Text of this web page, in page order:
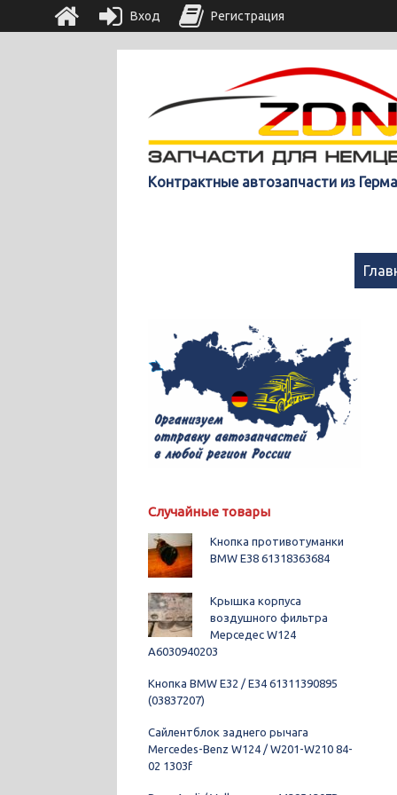
Контрактные автозапчасти из
Случайные товары
Кнопка противотуманки
BMW E38 61318363684
Крышка корпуса
воздушного фильтра
Мерседес W124
A6030940203
Кнопка BMW E32 / E34 61311390895
(03837207)
Сайлентблок заднего рычага
Mercedes-Benz W124 / W201-W210 84-
02 1303f
Вход Регистрация